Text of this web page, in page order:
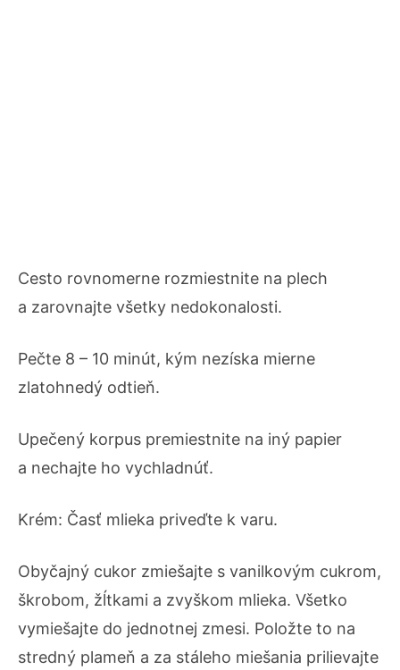
Cesto rovnomerne rozmiestnite na plech
a zarovnajte všetky nedokonalosti.
Pečte 8 – 10 minút, kým nezíska mierne
zlatohnedý odtieň.
Upečený korpus premiestnite na iný papier
a nechajte ho vychladnúť.
Krém: Časť mlieka priveďte k varu.
Obyčajný cukor zmiešajte s vanilkovým cukrom,
škrobom, žĺtkami a zvyškom mlieka. Všetko
vymiešajte do jednotnej zmesi. Položte to na
stredný plameň a za stáleho miešania prilievajte